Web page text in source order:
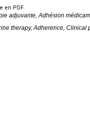
en PDF.
adjuvante, Adhésion
therapy, Adherence, Clinical